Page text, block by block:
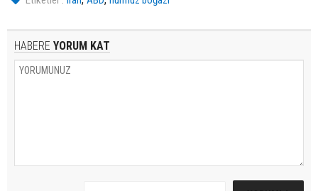
HABERE YORUM KAT